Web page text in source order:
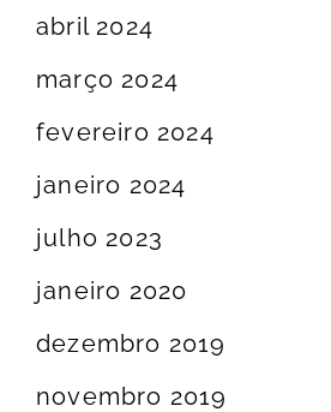
abril 2024
março 2024
fevereiro 2024
janeiro 2024
julho 2023
janeiro 2020
dezembro 2019
novembro 2019